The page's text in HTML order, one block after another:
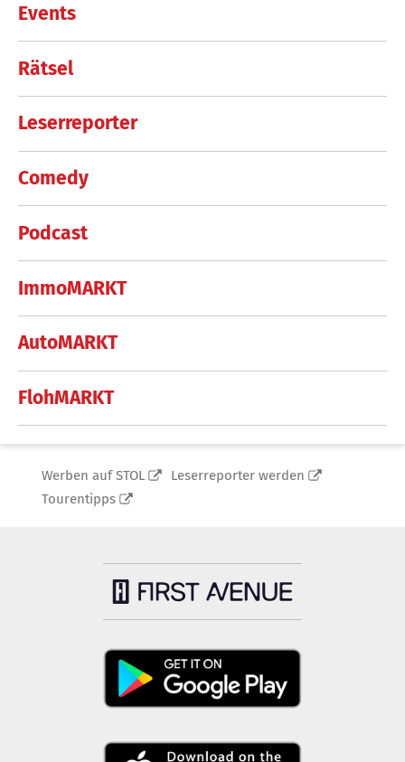
Events
Rätsel
Leserreporter
Comedy
Podcast
ImmoMARKT
AutoMARKT
FlohMARKT
Werben auf STOL
Leserreporter werden
Tourentipps